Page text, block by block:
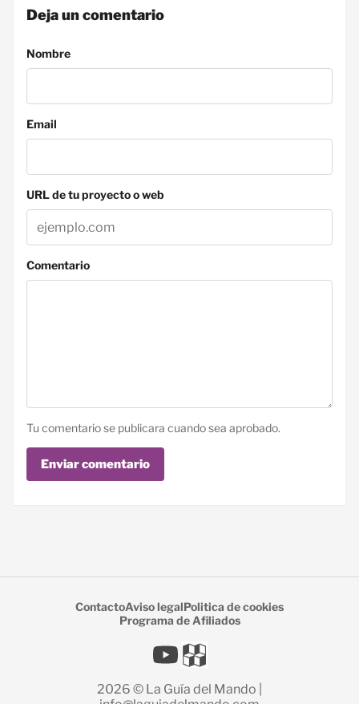
Deja un comentario
Nombre
Email
URL de tu proyecto o web
Comentario
Tu comentario se publicara cuando sea aprobado.
Enviar comentario
ContactoAviso legalPolitica de cookies
Programa de Afiliados
2026 © La Guía del Mando |